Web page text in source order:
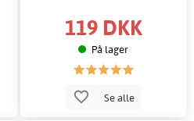
119 DKK
På lager
Se alle